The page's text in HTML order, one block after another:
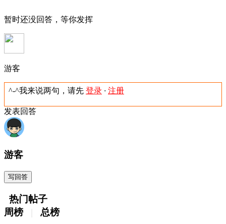
暂时还没回答，等你发挥
游客
^-^我来说两句，请先 登录 · 注册
发表回答
游客
写回答
热门帖子
周榜
总榜